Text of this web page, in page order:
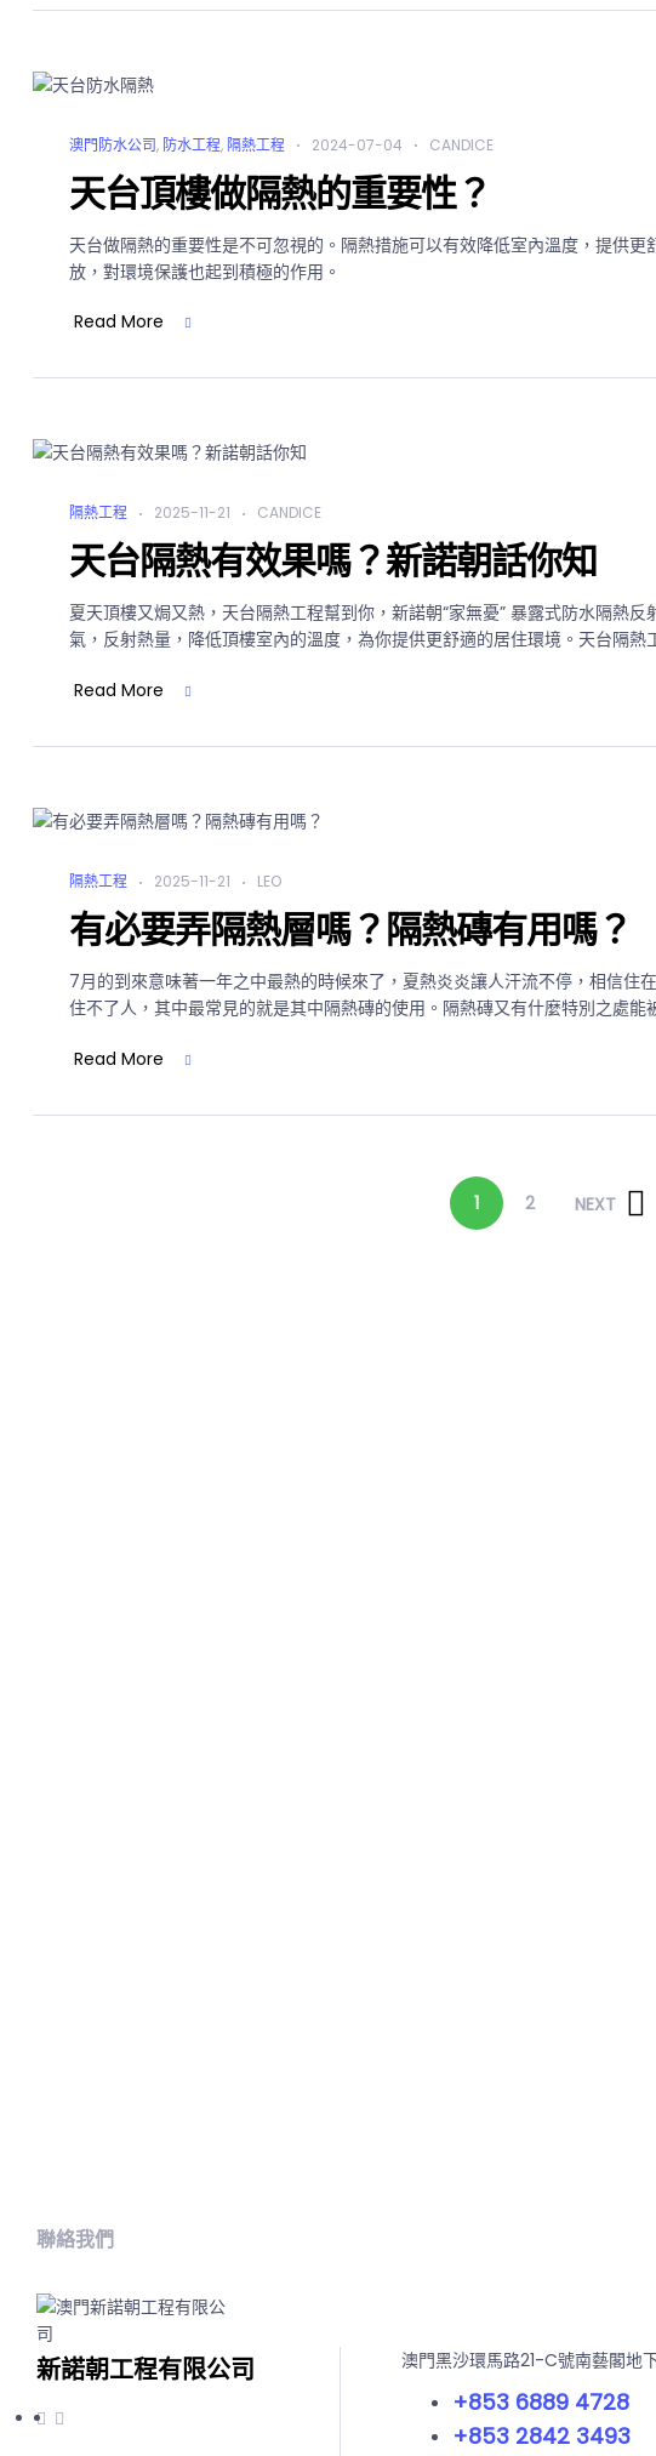
澳門防水公司, 防水工程, 隔熱工程 2024-07-04 CANDICE
天台頂樓做隔熱的重要性？
天台做隔熱的重要性是不可忽視的。隔熱措施可以有效降低室內溫度，提供
放，對環境保護也起到積極的作用。
Read More
隔熱工程 2025-11-21 CANDICE
天台隔熱有效果嗎？新諾朝話你知
夏天頂樓又焗又熱，天台隔熱工程幫到你，新諾朝“家無憂” 暴露式防水隔熱
氣，反射熱量，降低頂樓室內的溫度，為你提供更舒適的居住環境。天台隔熱
Read More
隔熱工程 2025-11-21 LEO
有必要弄隔熱層嗎？隔熱磚有用嗎？
7月的到來意味著一年之中最熱的時候來了，夏熱炎炎讓人汗流不停，相信住
住不了人，其中最常見的就是其中隔熱磚的使用。隔熱磚又有什麼特別之處能
Read More
1 2 NEXT
聯絡我們
新諾朝工程有限公司 澳門黑沙環馬路21-C號南藝閣地
+853 6889 4728
+853 2842 3493